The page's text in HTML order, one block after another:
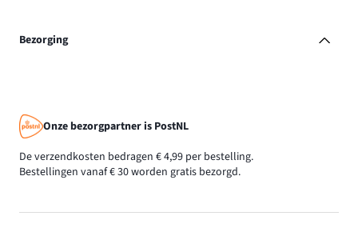
Bezorging
Onze bezorgpartner is PostNL
De verzendkosten bedragen € 4,99 per bestelling.
Bestellingen vanaf € 30 worden gratis bezorgd.